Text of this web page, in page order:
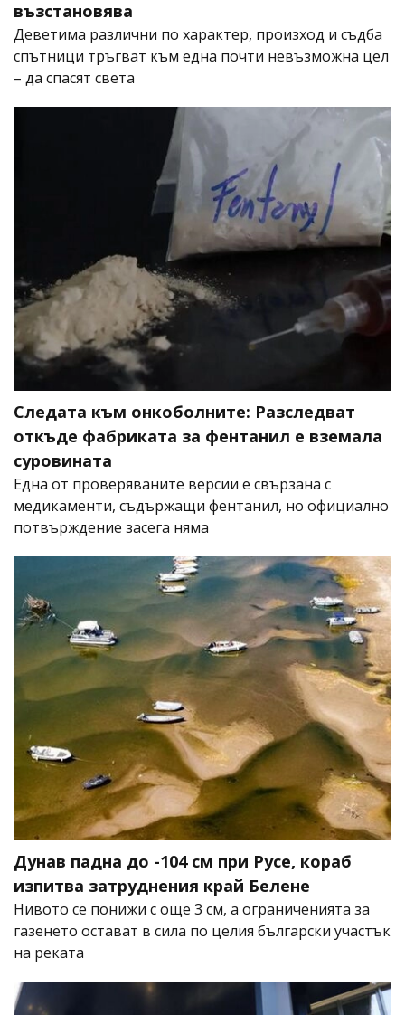
възстановява
Деветима различни по характер, произход и съдба
спътници тръгват към една почти невъзможна цел
– да спасят света
Следата към онкоболните: Разследват
откъде фабриката за фентанил е вземала
суровината
Една от проверяваните версии е свързана с
медикаменти, съдържащи фентанил, но официално
потвърждение засега няма
Дунав падна до -104 см при Русе, кораб
изпитва затруднения край Белене
Нивото се понижи с още 3 см, а ограниченията за
газенето остават в сила по целия български участък
на реката